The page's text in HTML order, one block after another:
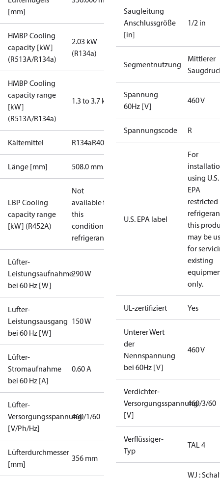
[mm]
HMBP Cooling
capacity [kW]
(R513A/R134a)
2.03 kW
(R134a)
HMBP Cooling
capacity range
[kW]
(R513A/R134a)
1.3 to 3.7 kW
Kältemittel R134aR404A R448AR449AR452A
Länge [mm] 508.0 mm
LBP Cooling
capacity range
[kW] (R452A)
Not
available for
this
condition /
refrigerant
Lüfter-
Leistungsaufnahme
bei 60 Hz [W]
290 W
Lüfter-
Leistungsausgang
bei 60 Hz [W]
150 W
Lüfter-
Stromaufnahme
bei 60 Hz [A]
0.60 A
Lüfter-
Versorgungsspannung
[V/Ph/Hz]
460/1/60
Lüfterdurchmesser
[mm]
356 mm
Saugleitung
Anschlussgröße
[in]
1/2 in
Segmentnutzung
Mittlerer
Spannung
60Hz [V]
460 V
Spannungscode R
U.S. EPA label
For
using U.S.
EPA
restricted
this
may be
for
existing
only.
UL-zertifiziert Yes
Unterer Wert
der
Nennspannung
bei 60Hz [V]
460 V
Verdichter-
Versorgungsspannung
[V]
460/3/60
Verflüssiger-
Typ
TAL 4
WJ :